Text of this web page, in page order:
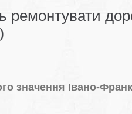
ремонтувати
значення Івано-